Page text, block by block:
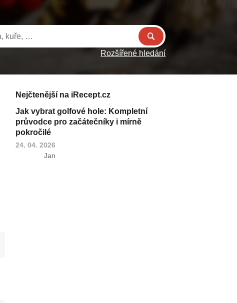
Rozšířené hledání
Nejčtenější na iRecept.cz
Jak vybrat golfové hole: Kompletní
průvodce pro začátečníky i mírně
pokročilé
24. 04. 2026
Jan